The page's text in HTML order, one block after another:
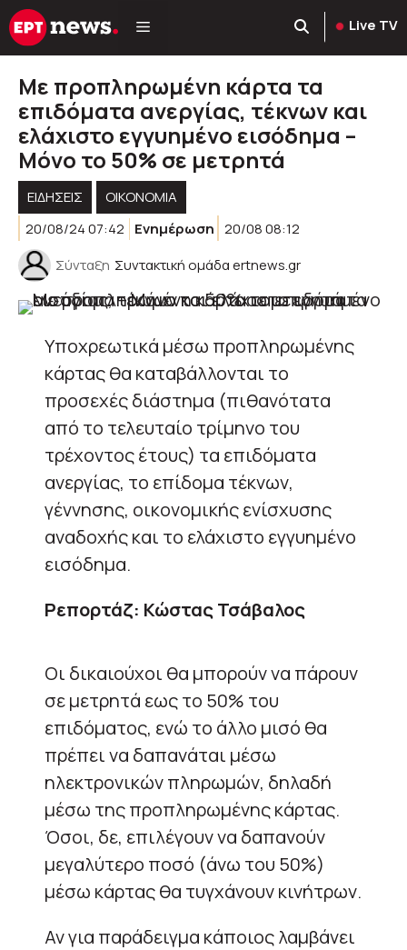
Μετάβαση
σε
Live TV
Με προπληρωμένη κάρτα τα
επιδόματα ανεργίας, τέκνων και
ελάχιστο εγγυημένο εισόδημα –
Μόνο το 50% σε μετρητά
ΕΙΔΗΣΕΙΣ
ΟΙΚΟΝΟΜΙΑ
20/08/24 07:42
Ενημέρωση 20/08 08:12
Σύνταξη Συντακτική ομάδα ertnews.gr
Υποχρεωτικά μέσω προπληρωμένης
κάρτας θα καταβάλλονται το
προσεχές διάστημα (πιθανότατα
από το τελευταίο τρίμηνο του
τρέχοντος έτους) τα επιδόματα
ανεργίας, το επίδομα τέκνων,
γέννησης, οικονομικής ενίσχυσης
αναδοχής και το ελάχιστο εγγυημένο
εισόδημα.
Ρεπορτάζ: Κώστας Τσάβαλος
Οι δικαιούχοι θα μπορούν να πάρουν
σε μετρητά εως το 50% του
επιδόματος, ενώ το άλλο μισό θα
πρέπει να δαπανάται μέσω
ηλεκτρονικών πληρωμών, δηλαδή
μέσω της προπληρωμένης κάρτας.
Όσοι, δε, επιλέγουν να δαπανούν
μεγαλύτερο ποσό (άνω του 50%)
μέσω κάρτας θα τυγχάνουν κινήτρων.
Αν για παράδειγμα κάποιος λαμβάνει